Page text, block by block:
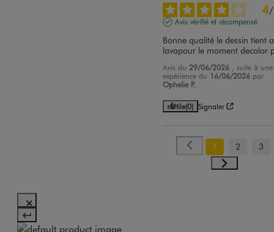
4/
Avis vérifié et récompensé
Bonne qualité le dessin tient
lavapour le moment decolor
Avis du 29/06/2026
, suite à une
expérience du 16/06/2026 par
Ophelie P.
Utile(0) Signaler
1 2 3